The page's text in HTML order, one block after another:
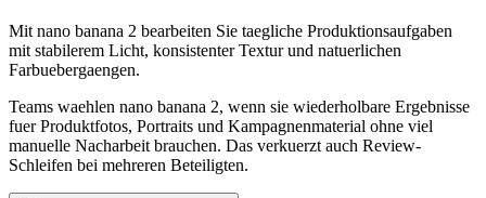
Mit nano banana 2 bearbeiten Sie taegliche Produktionsaufgaben
mit stabilerem Licht, konsistenter Textur und natuerlichen
Farbuebergaengen.
Teams waehlen nano banana 2, wenn sie wiederholbare Ergebnisse
fuer Produktfotos, Portraits und Kampagnenmaterial ohne viel
manuelle Nacharbeit brauchen. Das verkuerzt auch Review-
Schleifen bei mehreren Beteiligten.